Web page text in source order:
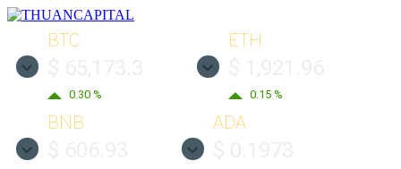
BTC
0.30 %
ETH
0.15 %
BNB ADA